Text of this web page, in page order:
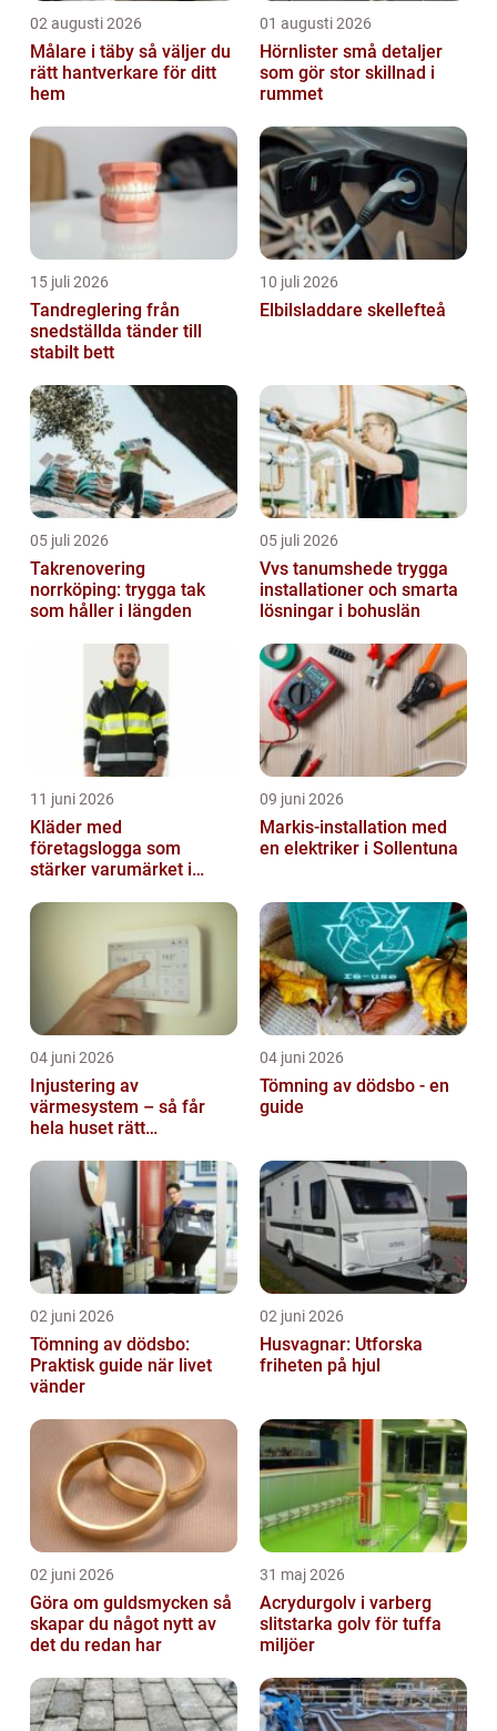
02 augusti 2026
Målare i täby så väljer du
rätt hantverkare för ditt
hem
01 augusti 2026
Hörnlister små detaljer
som gör stor skillnad i
rummet
15 juli 2026
Tandreglering från
snedställda tänder till
stabilt bett
10 juli 2026
Elbilsladdare skellefteå
05 juli 2026
Takrenovering
norrköping: trygga tak
som håller i längden
05 juli 2026
Vvs tanumshede trygga
installationer och smarta
lösningar i bohuslän
11 juni 2026
Kläder med
företagslogga som
stärker varumärket i
09 juni 2026
Markis-installation med
en elektriker i Sollentuna
04 juni 2026
Injustering av
värmesystem – så får
hela huset rätt
04 juni 2026
Tömning av dödsbo - en
guide
02 juni 2026
Tömning av dödsbo:
Praktisk guide när livet
vänder
02 juni 2026
Husvagnar: Utforska
friheten på hjul
02 juni 2026
Göra om guldsmycken så
skapar du något nytt av
det du redan har
31 maj 2026
Acrydurgolv i varberg
slitstarka golv för tuffa
miljöer